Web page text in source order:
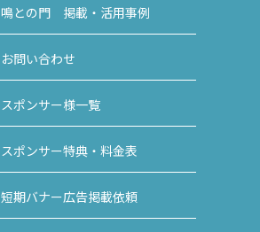
鳴との門 掲載・活用事例
お問い合わせ
スポンサー様一覧
スポンサー特典・料金表
短期バナー広告掲載依頼